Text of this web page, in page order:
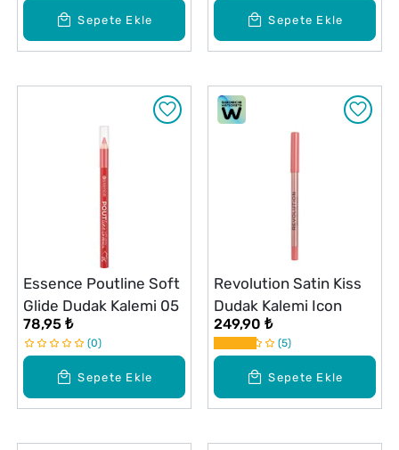
Sepete Ekle Sepete Ekle
Sepete Ekle
Essence Poutline Soft
Glide Dudak Kalemi 05
78,95 ₺
0
Sepete Ekle
Revolution Satin Kiss
Dudak Kalemi Icon
249,90 ₺
5